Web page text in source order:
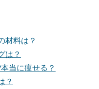
材料は？
は？
当に痩せる？
？